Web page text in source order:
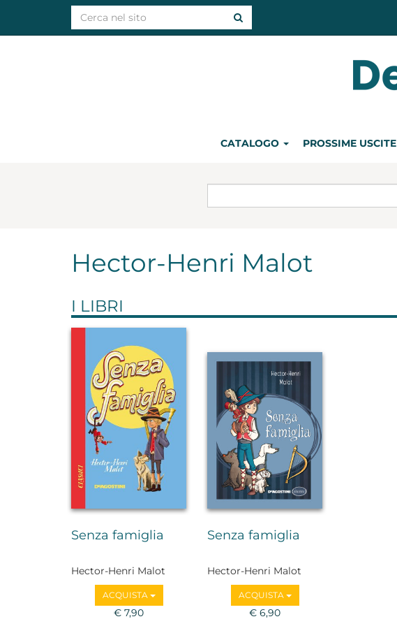
CATALOGO PROSSIME USCITE
Hector-Henri Malot
I LIBRI
Senza famiglia
Hector-Henri Malot
ACQUISTA
€ 7,90
Senza famiglia
Hector-Henri Malot
ACQUISTA
€ 6,90